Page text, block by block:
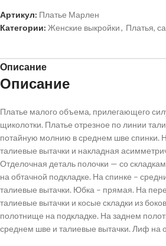
Артикул: Платье Марлен
Категории: Женские выкройки, Платья,
Описание
Описание
Платье малого объема, прилегающего
щиколотки. Платье отрезное по линии
потайную молнию в среднем шве спинки.
талиевые вытачки и накладная
Отделочная деталь полочки — со
на обтачной подкладке. На спинке –
талиевые вытачки. Юбка – прямая. На
талиевые вытачки и косые складки из
полотнище на подкладке. На заднем
среднем шве и талиевые вытачки. Лиф на